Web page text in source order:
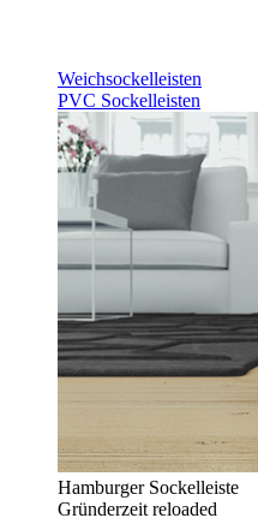
Weichsockelleisten
PVC Sockelleisten
Hamburger Sockelleiste
Gründerzeit reloaded